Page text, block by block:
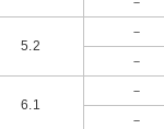
5.2
－
－
6.1
－
－